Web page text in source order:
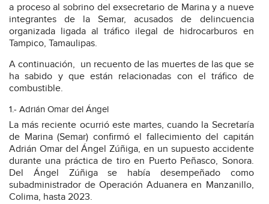
a proceso al sobrino del exsecretario de Marina y a nueve
integrantes de la Semar, acusados de delincuencia
organizada ligada al tráfico ilegal de hidrocarburos en
Tampico, Tamaulipas.
A continuación, un recuento de las muertes de las que se
ha sabido y que están relacionadas con el tráfico de
combustible.
1.- Adrián Omar del Ángel
La más reciente ocurrió este martes, cuando la Secretaría
de Marina (Semar) confirmó el fallecimiento del capitán
Adrián Omar del Ángel Zúñiga, en un supuesto accidente
durante una práctica de tiro en Puerto Peñasco, Sonora.
Del Ángel Zúñiga se había desempeñado como
subadministrador de Operación Aduanera en Manzanillo,
Colima, hasta 2023.